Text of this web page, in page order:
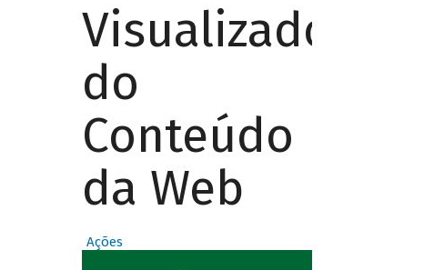
Visualizador
do
Conteúdo
da Web
Ações